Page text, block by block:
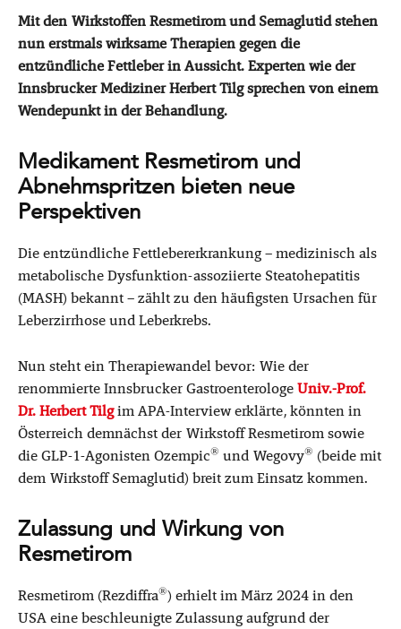
Mit den Wirkstoffen Resmetirom und Semaglutid stehen
nun erstmals wirksame Therapien gegen die
entzündliche Fettleber in Aussicht. Experten wie der
Innsbrucker Mediziner Herbert Tilg sprechen von einem
Wendepunkt in der Behandlung.
Medikament Resmetirom und
Abnehmspritzen bieten neue
Perspektiven
Die entzündliche Fettlebererkrankung – medizinisch als
metabolische Dysfunktion-assoziierte Steatohepatitis
(MASH) bekannt – zählt zu den häufigsten Ursachen für
Leberzirrhose und Leberkrebs.
Nun steht ein Therapiewandel bevor: Wie der
renommierte Innsbrucker GastroenterologeUniv.-Prof.
Dr. Herbert Tilgim APA-Interview erklärte, könnten in
Österreich demnächst der Wirkstoff Resmetirom sowie
die GLP-1-Agonisten Ozempic® und Wegovy® (beide mit
dem Wirkstoff Semaglutid) breit zum Einsatz kommen.
Zulassung und Wirkung von
Resmetirom
Resmetirom (Rezdiffra®) erhielt im März 2024 in den
USA eine beschleunigte Zulassung aufgrund der